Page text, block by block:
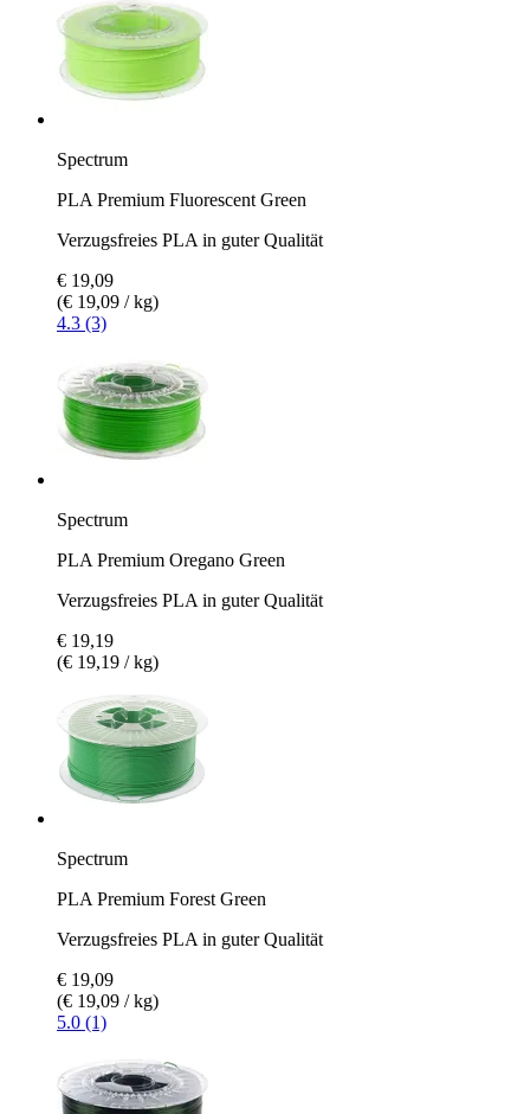
Spectrum
PLA Premium Fluorescent Green
Verzugsfreies PLA in guter Qualität
€ 19,09
(€ 19,09 / kg)
4.3 (3)
Spectrum
PLA Premium Oregano Green
Verzugsfreies PLA in guter Qualität
€ 19,19
(€ 19,19 / kg)
Spectrum
PLA Premium Forest Green
Verzugsfreies PLA in guter Qualität
€ 19,09
(€ 19,09 / kg)
5.0 (1)